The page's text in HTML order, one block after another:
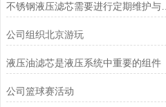
不锈钢液压滤芯需要进行定期维护与清洁
公司组织北京游玩
液压油滤芯是液压系统中重要的组件
公司篮球赛活动